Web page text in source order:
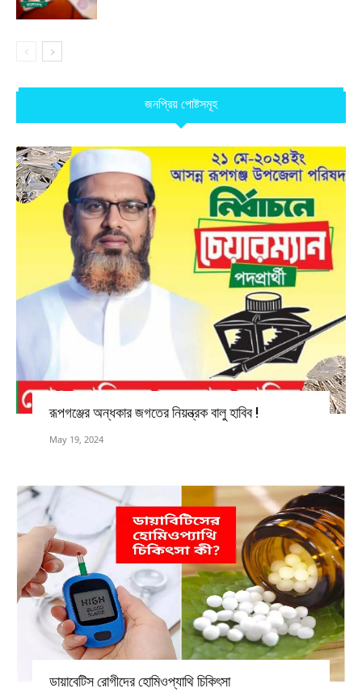
জনপ্রিয় পোষ্টসমূহ
রূপগঞ্জের অন্ধকার জগতের নিয়ন্ত্রক বালু হাবিব !
May 19, 2024
ডায়াবেটিস রোগীদের হোমিওপ্যাথি চিকিৎসা